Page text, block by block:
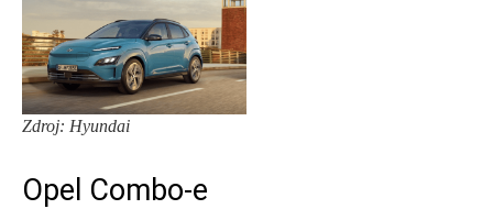
Zdroj: Hyundai
Opel Combo-e